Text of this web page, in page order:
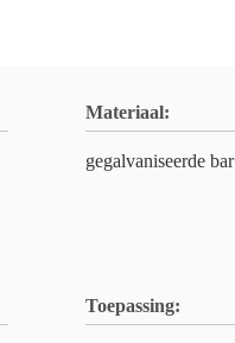
Materiaal:
gegalvaniseerde bar
Toepassing: